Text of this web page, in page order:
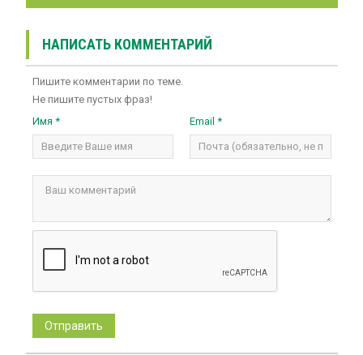
НАПИСАТЬ КОММЕНТАРИЙ
Пишите комментарии по теме.
Не пишите пустых фраз!
Имя *
Email *